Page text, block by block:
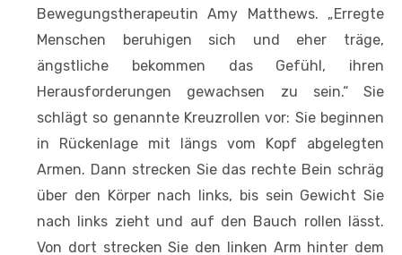
Bewegungstherapeutin Amy Matthews. „Erregte
Menschen beruhigen sich und eher träge,
ängstliche bekommen das Gefühl, ihren
Herausforderungen gewachsen zu sein.“ Sie
schlägt so genannte Kreuzrollen vor: Sie beginnen
in Rückenlage mit längs vom Kopf abgelegten
Armen. Dann strecken Sie das rechte Bein schräg
über den Körper nach links, bis sein Gewicht Sie
nach links zieht und auf den Bauch rollen lässt.
Von dort strecken Sie den linken Arm hinter dem